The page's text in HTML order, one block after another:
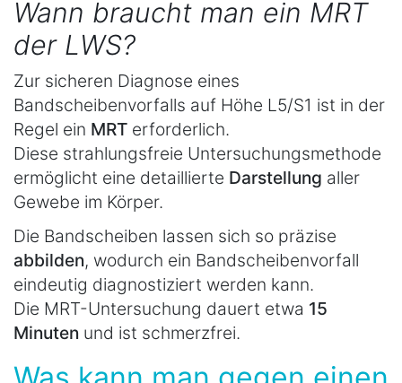
Wann braucht man ein MRT
der LWS?
Zur sicheren Diagnose eines
Bandscheibenvorfalls auf Höhe L5/S1 ist in der
Regel ein MRT erforderlich.
Diese strahlungsfreie Untersuchungsmethode
ermöglicht eine detaillierte Darstellung aller
Gewebe im Körper.
Die Bandscheiben lassen sich so präzise
abbilden, wodurch ein Bandscheibenvorfall
eindeutig diagnostiziert werden kann.
Die MRT-Untersuchung dauert etwa 15
Minuten und ist schmerzfrei.